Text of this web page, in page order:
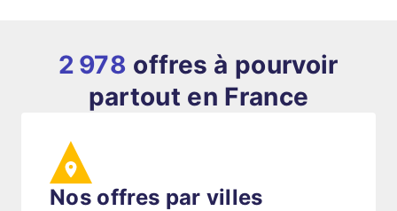
2 978 offres à pourvoir
partout en France
Nos offres par villes